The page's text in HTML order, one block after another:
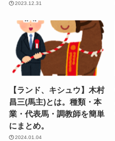
2023.12.31
【ランド、キシュウ】木村
昌三(馬主)とは。種類・本
業・代表馬・調教師を簡単
にまとめ。
2024.01.04